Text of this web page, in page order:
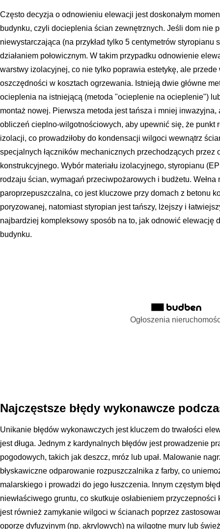
Często decyzja o odnowieniu elewacji jest doskonałym
budynku, czyli docieplenia ścian zewnętrznych. Jeśli dom nie
niewystarczająca (na przykład tylko 5 centymetrów styropianu
działaniem połowicznym. W takim przypadku odnowienie
warstwy izolacyjnej, co nie tylko poprawia estetykę, ale
oszczędności w kosztach ogrzewania. Istnieją dwie główne
ocieplenia na istniejącą (metoda "ocieplenie na ocieplenie")
montaż nowej. Pierwsza metoda jest tańsza i mniej
obliczeń cieplno-wilgotnościowych, aby upewnić się, że punkt
izolacji, co prowadziłoby do kondensacji wilgoci wewnątrz
specjalnych łączników mechanicznych przechodzących przez
konstrukcyjnego. Wybór materiału izolacyjnego, styropianu
rodzaju ścian, wymagań przeciwpożarowych i budżetu.
paroprzepuszczalna, co jest kluczowe przy domach z betonu
poryzowanej, natomiast styropian jest tańszy, lżejszy i
najbardziej kompleksowy sposób na to, jak odnowić elewację
budynku.
Ogłoszenia
Najczęstsze błędy wykonawcze
Unikanie błędów wykonawczych jest kluczem do trwałości
jest długa. Jednym z kardynalnych błędów jest prowadzenie
pogodowych, takich jak deszcz, mróz lub upał. Malowanie
błyskawiczne odparowanie rozpuszczalnika z farby, co
malarskiego i prowadzi do jego łuszczenia. Innym częstym
niewłaściwego gruntu, co skutkuje osłabieniem
jest również zamykanie wilgoci w ścianach poprzez
oporze dyfuzyjnym (np. akrylowych) na wilgotne mury lub